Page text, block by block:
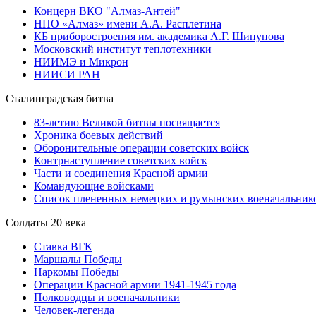
Концерн ВКО "Алмаз-Антей"
НПО «Алмаз» имени А.А. Расплетина
КБ приборостроения им. академика А.Г. Шипунова
Московский институт теплотехники
НИИМЭ и Микрон
НИИСИ РАН
Сталинградская битва
83-летию Великой битвы посвящается
Хроника боевых действий
Оборонительные операции советских войск
Контрнаступление советских войск
Части и соединения Красной армии
Командующие войсками
Список плененных немецких и румынских
Солдаты 20 века
Ставка ВГК
Маршалы Победы
Наркомы Победы
Операции Красной армии 1941-1945 года
Полководцы и военачальники
Человек-легенда